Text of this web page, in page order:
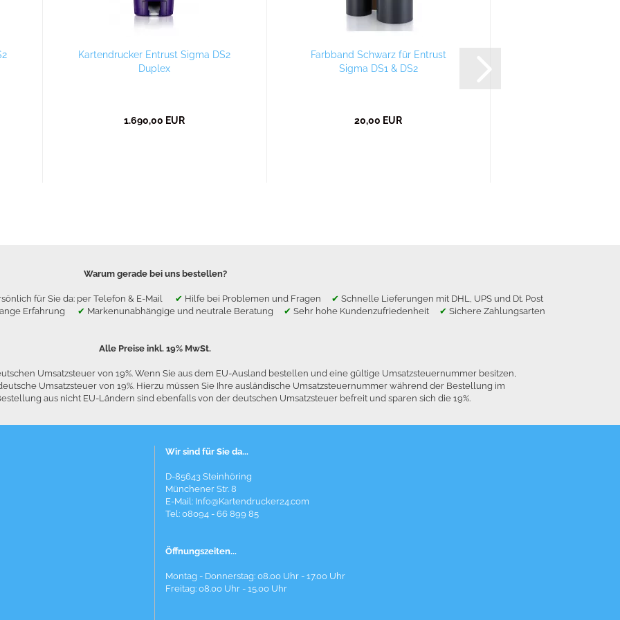
Kartendrucker Entrust Sigma DS2
Duplex
1.690,00 EUR
Farbband Schwarz für Entrust
Sigma DS1 & DS2
20,00 EUR
Warum gerade bei uns bestellen?
für Sie da: per Telefon & E-Mail ✔ Hilfe bei Problemen und Fragen ✔ Schnelle Lieferungen mit DHL, UPS und Dt. Post
Erfahrung ✔ Markenunabhängige und neutrale Beratung ✔ Sehr hohe Kundenzufriedenheit ✔ Sichere Zahlungsarten
Alle Preise inkl. 19% MwSt.
Umsatzsteuer von 19%. Wenn Sie aus dem EU-Ausland bestellen und eine gültige Umsatzsteuernummer besitzen,
Umsatzsteuer von 19%. Hierzu müssen Sie Ihre ausländische Umsatzsteuernummer während der Bestellung im
aus nicht EU-Ländern sind ebenfalls von der deutschen Umsatzsteuer befreit und sparen sich die 19%.
Wir sind für Sie da...
D-85643 Steinhöring
Münchener Str. 8
E-Mail: Info@Kartendrucker24.com
Tel: 08094 - 66 899 85
Öffnungszeiten...
Montag - Donnerstag: 08.00 Uhr - 17.00 Uhr
Freitag: 08.00 Uhr - 15.00 Uhr